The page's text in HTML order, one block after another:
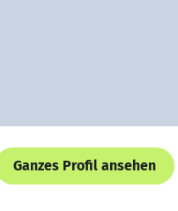
Ganzes Profil ansehen